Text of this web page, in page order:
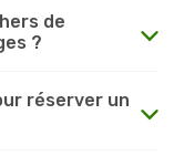
de
?
réserver un